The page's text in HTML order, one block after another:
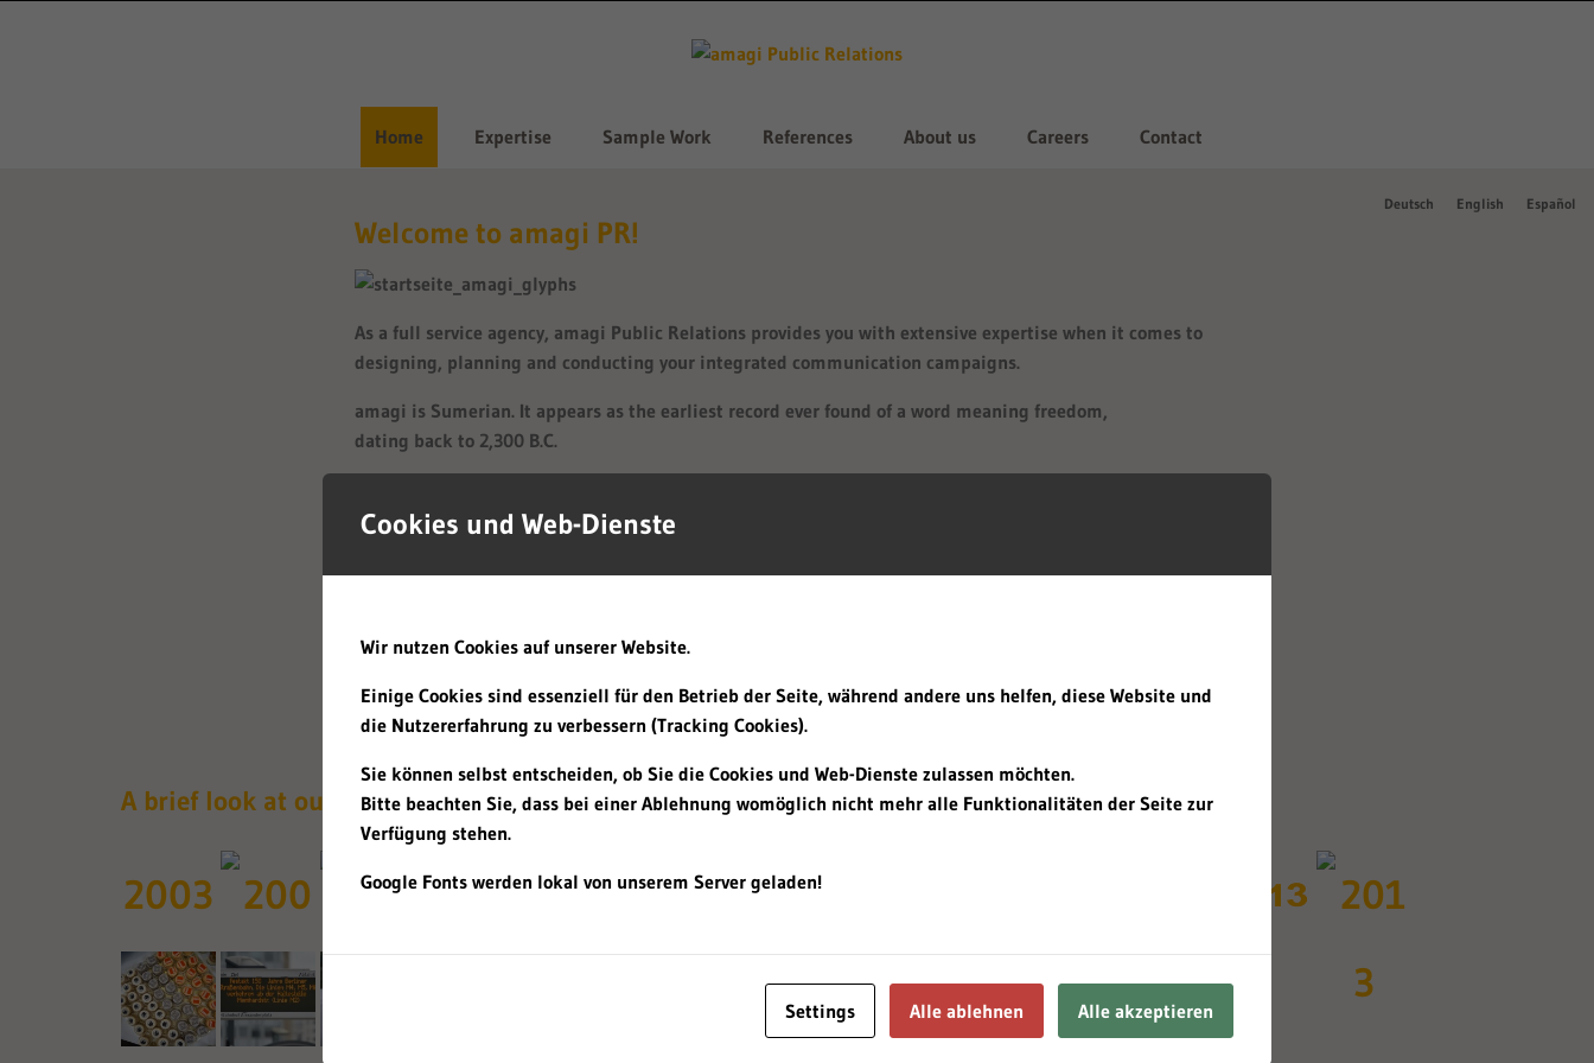
Home Expertise Sample Work References About us Careers Contact
Deutsch English Español
Welcome to amagi PR!
As a full service agency, amagi Public Relations provides you with extensive expertise when it comes to
designing, planning and conducting your integrated communication campaigns.
amagi is Sumerian. It appears as the earliest record ever found of a word meaning freedom,
dating back to 2,300 B.C.
and having the courage to blaze new trails.
We are committed to your success.
A brief look at our history
2003
Cookies und Web-Dienste
Wir nutzen Cookies auf unserer Website.
Einige Cookies sind essenziell für den Betrieb der Seite, während andere uns helfen, diese Website und
die Nutzererfahrung zu verbessern (Tracking Cookies).
Sie können selbst entscheiden, ob Sie die Cookies und Web-Dienste zulassen möchten.
Bitte beachten Sie, dass bei einer Ablehnung womöglich nicht mehr alle Funktionalitäten der Seite zur
Verfügung stehen.
Google Fonts werden lokal von unserem Server geladen!
Settings Alle ablehnen Alle akzeptieren